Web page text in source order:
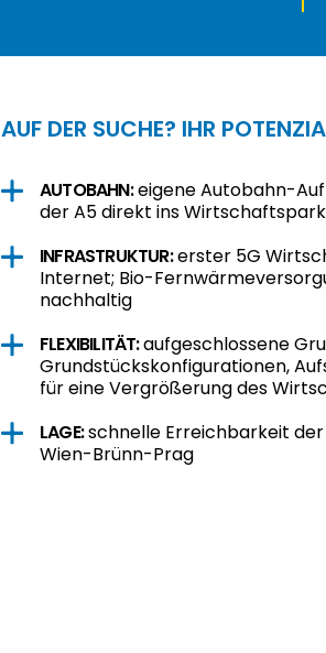
AUF DER SUCHE? IHR
AUTOBAHN:eigene Autobahn-
der A5 direkt ins
INFRASTRUKTUR:erster 5G
Internet; Bio-
nachhaltig
FLEXIBILITÄT:aufgeschlossene
Grundstückskonfigurationen,
für eine Vergrößerung des
LAGE:schnelle Erreichbarkeit
Wien-Brünn-Prag